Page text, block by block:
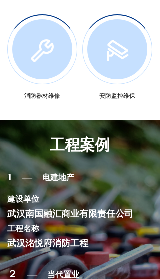
２ — 当代置业
1 — 电建地产
建设单位
武汉南国融汇商业有限责任公司
工程名称
武汉洺悦府消防工程
工程案例
消防器材维修 安防监控维保